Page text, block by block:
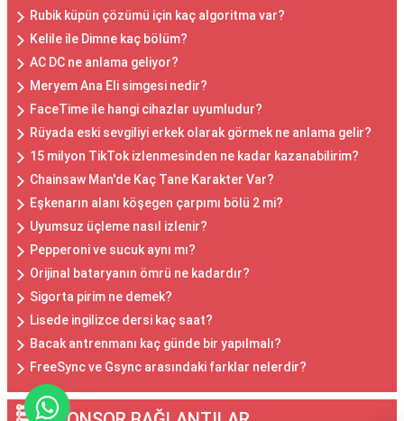
Rubik küpün çözümü için kaç algoritma var?
Kelile ile Dimne kaç bölüm?
AC DC ne anlama geliyor?
Meryem Ana Eli simgesi nedir?
FaceTime ile hangi cihazlar uyumludur?
Rüyada eski sevgiliyi erkek olarak görmek ne anlama gelir?
15 milyon TikTok izlenmesinden ne kadar kazanabilirim?
Chainsaw Man'de Kaç Tane Karakter Var?
Eşkenarın alanı köşegen çarpımı bölü 2 mi?
Uyumsuz üçleme nasıl izlenir?
Pepperoni ve sucuk aynı mı?
Orijinal bataryanın ömrü ne kadardır?
Sigorta pirim ne demek?
Lisede ingilizce dersi kaç saat?
Bacak antrenmanı kaç günde bir yapılmalı?
FreeSync ve Gsync arasındaki farklar nelerdir?